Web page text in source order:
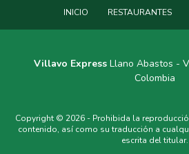
INICIO RESTAURANTES
Villavo ExpressLlano Abastos -
Colombia
Copyright © 2026 - Prohibida la
contenido, así como su traducción a
escrita del titular.